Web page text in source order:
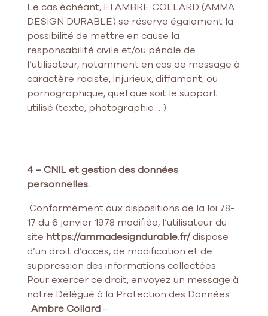
Le cas échéant, EI AMBRE COLLARD (AMMA
DESIGN DURABLE) se réserve également la
possibilité de mettre en cause la
responsabilité civile et/ou pénale de
l’utilisateur, notamment en cas de message à
caractère raciste, injurieux, diffamant, ou
pornographique, quel que soit le support
utilisé (texte, photographie …).
4 – CNIL et gestion des données
personnelles.
Conformément aux dispositions de la loi 78-
17 du 6 janvier 1978 modifiée, l’utilisateur du
site https://ammadesigndurable.fr/dispose
d’un droit d’accès, de modification et de
suppression des informations collectées.
Pour exercer ce droit, envoyez un message à
notre Délégué à la Protection des Données
: Ambre Collard–